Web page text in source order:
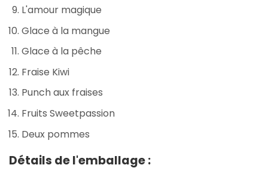
L'amour magique
Glace à la mangue
Glace à la pêche
Fraise Kiwi
Punch aux fraises
Fruits Sweetpassion
Deux pommes
Détails de l'emballage :